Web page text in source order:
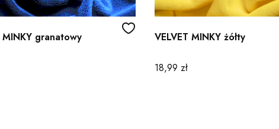
MINKY granatowy VELVET MINKY żółty
Cena
18,99 zł